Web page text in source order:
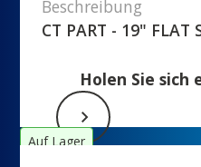
Beschreibung
CT PART - 19" FLAT
Holen Sie sich
Auf Lager